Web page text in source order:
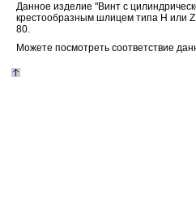
Данное изделие "Винт с
крестообразным шлицем типа H или
80.
Можете посмотреть соответствие